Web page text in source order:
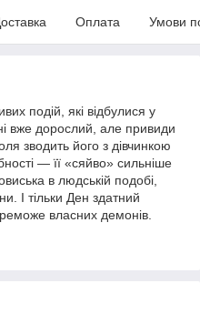
Оплата Умови
подій, які відбулися у
вже дорослий, але привиди
зводить його з дівчинкою
— її «сяйво» сильніше
в людській подобі,
І тільки Ден здатний
власних демонів.